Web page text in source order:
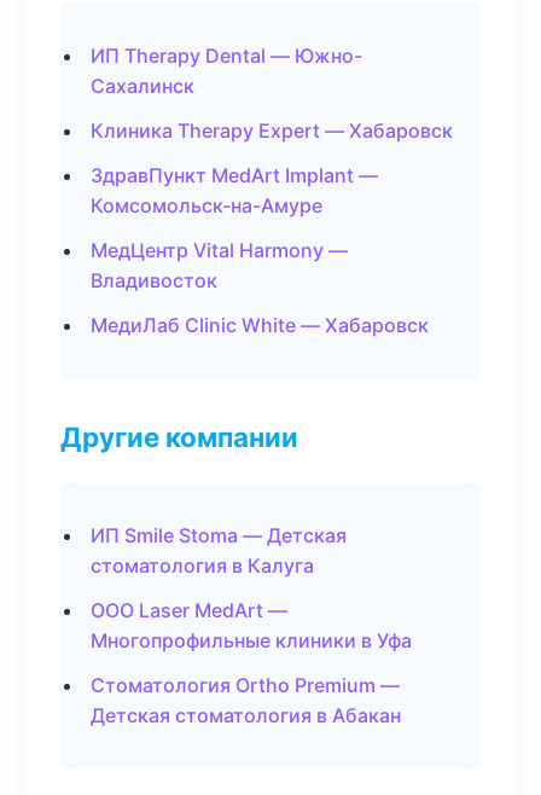
ИП Therapy Dental — Южно-
Сахалинск
Клиника Therapy Expert — Хабаровск
ЗдравПункт MedArt Implant —
Комсомольск-на-Амуре
МедЦентр Vital Harmony —
Владивосток
МедиЛаб Clinic White — Хабаровск
Другие компании
ИП Smile Stoma — Детская
стоматология в Калуга
ООО Laser MedArt —
Многопрофильные клиники в Уфа
Стоматология Ortho Premium —
Детская стоматология в Абакан